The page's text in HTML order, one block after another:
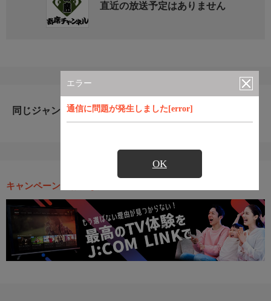
エラー
通信に問題が発生しました[error]
OK
直近の放送予定はありません
同じジャンルのおすすめ番組
キャンペーン・お得な情報